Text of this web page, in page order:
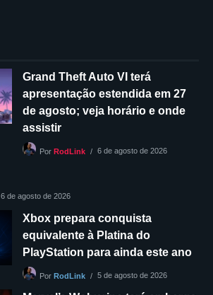
Grand Theft Auto VI terá
apresentação estendida em 27
de agosto; veja horário e onde
assistir
PorRodLink 6 de agosto de 2026
6 de agosto de 2026
Xbox prepara conquista
equivalente à Platina do
PlayStation para ainda este ano
PorRodLink 5 de agosto de 2026